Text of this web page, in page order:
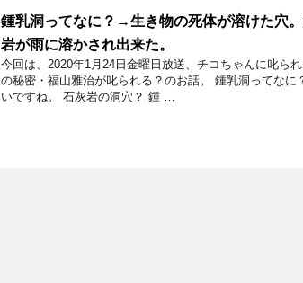
鍾乳洞ってなに？→生き物の死体が溶けた穴
岩が雨に溶かされ出来た。
今回は、2020年1月24日金曜日放送、チコちゃんに叱ら
の秘密・福山雅治が叱られる？のお話。 鍾乳洞ってなに
いですね。 石灰岩の洞穴？ 鍾 …